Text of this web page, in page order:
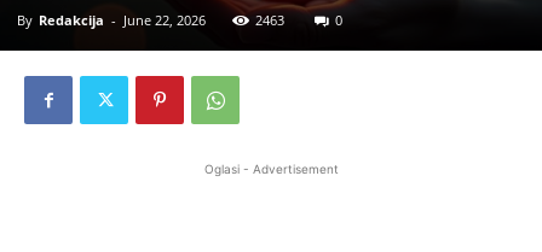
By Redakcija - June 22, 2026 2463 0
Oglasi - Advertisement